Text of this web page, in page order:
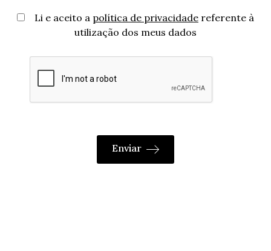
Li e aceito a política de privacidade referente à
utilização dos meus dados
Enviar